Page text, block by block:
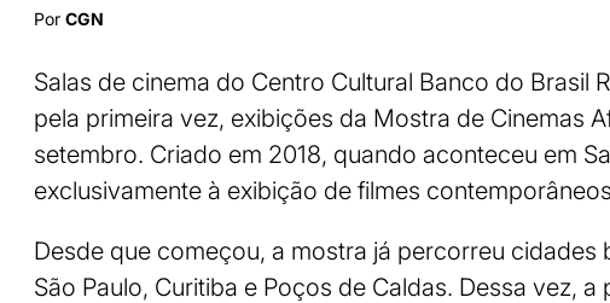
Por CGN
Salas de cinema do Centro Cultural Banco do Brasil
pela primeira vez, exibições da Mostra de Cinemas
setembro. Criado em 2018, quando aconteceu em
exclusivamente à exibição de filmes
Desde que começou, a mostra já percorreu cidades
São Paulo, Curitiba e Poços de Caldas. Dessa vez,